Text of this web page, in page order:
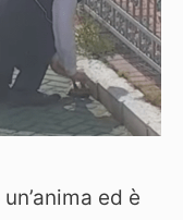
ed è